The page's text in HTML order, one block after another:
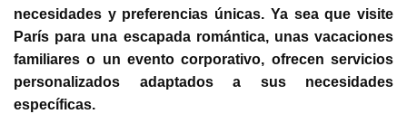
necesidades y preferencias únicas. Ya sea que visite
París para una escapada romántica, unas vacaciones
familiares o un evento corporativo, ofrecen servicios
personalizados adaptados a sus necesidades
específicas.